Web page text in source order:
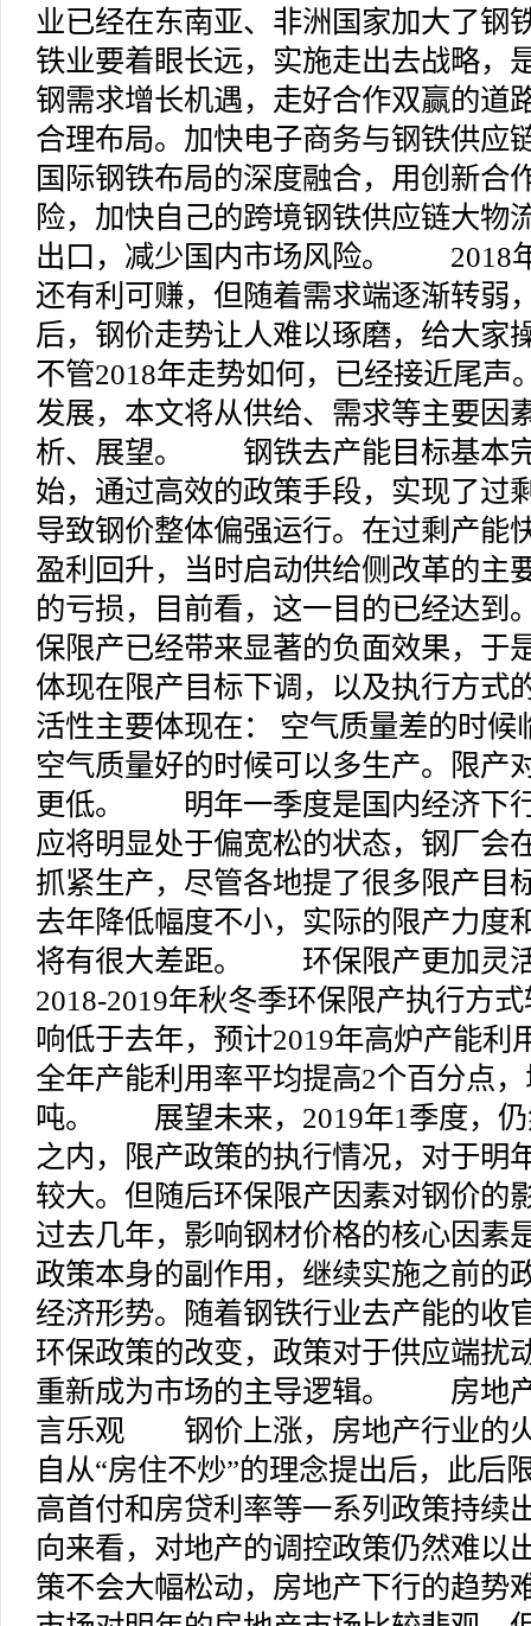
业已经在东南亚、非洲国家加大了钢
铁业要着眼长远，实施走出去战略，
钢需求增长机遇，走好合作双赢的道
合理布局。加快电子商务与钢铁供应
国际钢铁布局的深度融合，用创新合
险，加快自己的跨境钢铁供应链大物
出口，减少国内市场风险。 2018
还有利可赚，但随着需求端逐渐转弱
后，钢价走势让人难以琢磨，给大家
不管2018年走势如何，已经接近尾声
发展，本文将从供给、需求等主要因
析、展望。 钢铁去产能目标基
始，通过高效的政策手段，实现了过
导致钢价整体偏强运行。在过剩产能
盈利回升，当时启动供给侧改革的主
的亏损，目前看，这一目的已经达
保限产已经带来显著的负面效果，于
体现在限产目标下调，以及执行方式
活性主要体现在： 空气质量差的时候
空气质量好的时候可以多生产。限产
更低。 明年一季度是国内经济下
应将明显处于偏宽松的状态，钢厂会
抓紧生产，尽管各地提了很多限产目
去年降低幅度不小，实际的限产力度
将有很大差距。 环保限产更加
2018-2019年秋冬季环保限产执行方
响低于去年，预计2019年高炉产能利
全年产能利用率平均提高2个百分点
吨。 展望未来，2019年1季度，仍
之内，限产政策的执行情况，对于明
较大。但随后环保限产因素对钢价
过去几年，影响钢材价格的核心因素
政策本身的副作用，继续实施之前的
经济形势。随着钢铁行业去产能的收
环保政策的改变，政策对于供应端扰
重新成为市场的主导逻辑。 房地
言乐观 钢价上涨，房地产行业的
自从“房住不炒”的理念提出后，此后
高首付和房贷利率等一系列政策持续
向来看，对地产的调控政策仍然难以
策不会大幅松动，房地产下行的趋